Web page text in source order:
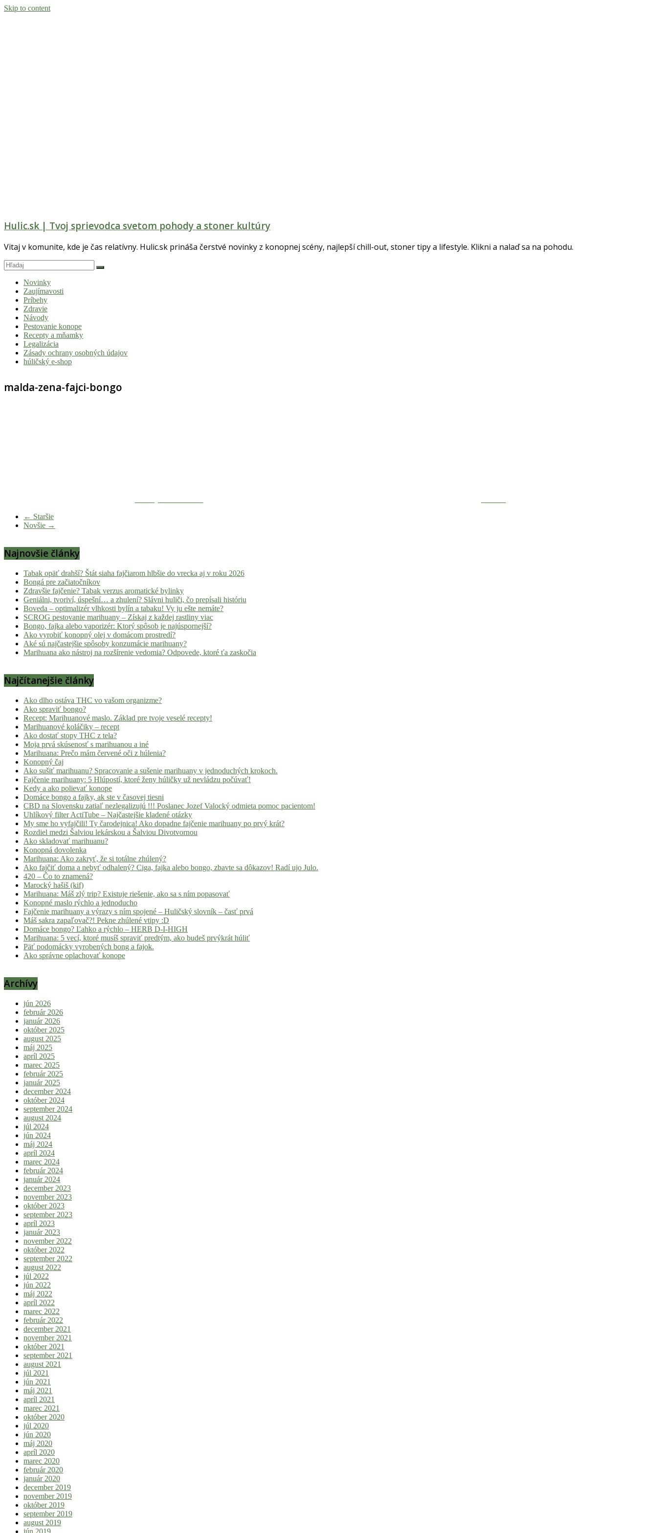
Skip to content
Hulic.sk | Tvoj sprievodca svetom pohody a stoner kultúry
Vitaj v komunite, kde je čas relatívny. Hulic.sk prináša čerstvé novinky z konopnej scény, najlepší chill-out, stoner tipy a lifestyle. Klikni a nalaď sa na pohodu.
Novinky
Zaujímavosti
Príbehy
Zdravie
Návody
Pestovanie konope
Recepty a mňamky
Legalizácia
Zásady ochrany osobných údajov
húličský e-shop
malda-zena-fajci-bongo
← Staršie
Novšie →
Najnovšie články
Tabak opäť drahší? Štát siaha fajčiarom hlbšie do vrecka aj v roku 2026
Bongá pre začiatočníkov
Zdravšie fajčenie? Tabak verzus aromatické bylinky
Geniálni, tvoriví, úspešní… a zhulení? Slávni huliči, čo prepísali históriu
Boveda – optimalizér vlhkosti bylín a tabaku! Vy ju ešte nemáte?
SCROG pestovanie marihuany – Získaj z každej rastliny viac
Bongo, fajka alebo vaporizér: Ktorý spôsob je najúspornejší?
Ako vyrobiť konopný olej v domácom prostredí?
Aké sú najčastejšie spôsoby konzumácie marihuany?
Marihuana ako nástroj na rozšírenie vedomia? Odpovede, ktoré ťa zaskočia
Najčítanejšie články
Ako dlho ostáva THC vo vašom organizme?
Ako spraviť bongo?
Recept: Marihuanové maslo. Základ pre tvoje veselé recepty!
Marihuanové koláčiky – recept
Ako dostať stopy THC z tela?
Moja prvá skúsenosť s marihuanou a iné
Marihuana: Prečo mám červené oči z húlenia?
Konopný čaj
Ako sušiť marihuanu? Spracovanie a sušenie marihuany v jednoduchých krokoch.
Fajčenie marihuany: 5 Hlúpostí, ktoré ženy húličky už nevládzu počúvať!
Kedy a ako polievať konope
Domáce bongo a fajky, ak ste v časovej tiesni
CBD na Slovensku zatiaľ nezlegalizujú !!! Poslanec Jozef Valocký odmieta pomoc pacientom!
Uhlíkový filter ActiTube – Najčastejšie kladené otázky
My sme ho vyfajčili! Ty čarodejnica! Ako dopadne fajčenie marihuany po prvý krát?
Rozdiel medzi Šalviou lekárskou a Šalviou Divotvornou
Ako skladovať marihuanu?
Konopná dovolenka
Marihuana: Ako zakryť, že si totálne zhúlený?
Ako fajčiť doma a nebyť odhalený? Ciga, fajka alebo bongo, zbavte sa dôkazov! Radí ujo Julo.
420 – Čo to znamená?
Marocký hašiš (kif)
Marihuana: Máš zlý trip? Existuje riešenie, ako sa s ním popasovať
Konopné maslo rýchlo a jednoducho
Fajčenie marihuany a výrazy s ním spojené – Huličský slovník – časť prvá
Máš sakra zapaľovač?! Pekne zhúlené vtipy :D
Domáce bongo? Ľahko a rýchlo – HERB D-I-HIGH
Marihuana: 5 vecí, ktoré musíš spraviť predtým, ako budeš prvýkrát húliť
Päť podomácky vyrobených bong a fajok.
Ako správne oplachovať konope
Archívy
jún 2026
február 2026
január 2026
október 2025
august 2025
máj 2025
apríl 2025
marec 2025
február 2025
január 2025
december 2024
október 2024
september 2024
august 2024
júl 2024
jún 2024
máj 2024
apríl 2024
marec 2024
február 2024
január 2024
december 2023
november 2023
október 2023
september 2023
apríl 2023
január 2023
november 2022
október 2022
september 2022
august 2022
júl 2022
jún 2022
máj 2022
apríl 2022
marec 2022
február 2022
december 2021
november 2021
október 2021
september 2021
august 2021
júl 2021
jún 2021
máj 2021
apríl 2021
marec 2021
október 2020
júl 2020
jún 2020
máj 2020
apríl 2020
marec 2020
február 2020
január 2020
december 2019
november 2019
október 2019
september 2019
august 2019
jún 2019